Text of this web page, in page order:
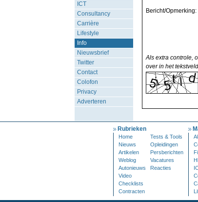
ICT
Consultancy
Carrière
Lifestyle
Info
Nieuwsbrief
Twitter
Contact
Colofon
Privacy
Adverteren
Bericht/Opmerking:
Als extra controle,
over in het
Rubrieken
Home
Tests & Tools
Nieuws
Opleidingen
Artikelen
Persberichten
Weblog
Vacatures
Autonieuws
Reacties
Video
Checklists
Contracten